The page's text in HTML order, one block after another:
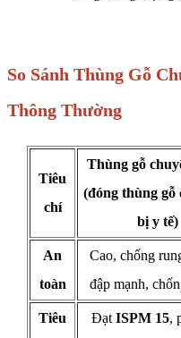
So Sánh Thùng Gỗ
Thông Thường
Tiêu
chí
Thùng gỗ
(đóng thùng gỗ
bị y tế)
An
toàn
Cao, chống
đập mạnh,
Tiêu Đạt ISPM 15,